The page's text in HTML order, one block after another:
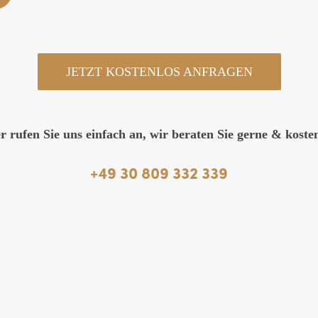
JETZT KOSTENLOS ANFRAGEN
rufen Sie uns einfach an, wir beraten Sie gerne &
+49 30 809 332 339